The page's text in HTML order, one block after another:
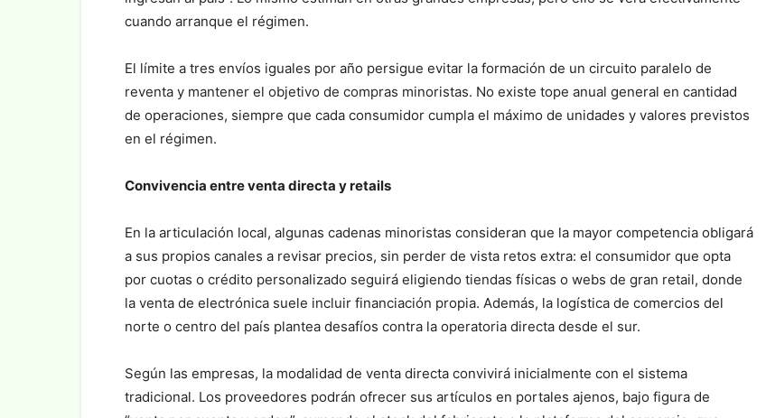
cuando arranque el régimen.
El límite a tres envíos iguales por año persigue evitar la formación de un circuito paralelo de
reventa y mantener el objetivo de compras minoristas. No existe tope anual general en cantidad
de operaciones, siempre que cada consumidor cumpla el máximo de unidades y valores previstos
en el régimen.
Convivencia entre venta directa y retails
En la articulación local, algunas cadenas minoristas consideran que la mayor competencia obligará
a sus propios canales a revisar precios, sin perder de vista retos extra: el consumidor que opta
por cuotas o crédito personalizado seguirá eligiendo tiendas físicas o webs de gran retail, donde
la venta de electrónica suele incluir financiación propia. Además, la logística de comercios del
norte o centro del país plantea desafíos contra la operatoria directa desde el sur.
Según las empresas, la modalidad de venta directa convivirá inicialmente con el sistema
tradicional. Los proveedores podrán ofrecer sus artículos en portales ajenos, bajo figura de